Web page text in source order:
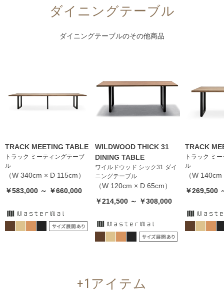
ダイニングテーブル
ダイニングテーブルのその他商品
TRACK MEETING TABLE
トラック ミーティングテーブ
ル
（W 340cm × D 115cm）
￥583,000 ～ ￥660,000
WILDWOOD THICK 31
DINING TABLE
ワイルドウッド シック31 ダイ
ニングテーブル
（W 120cm × D 65cm）
￥214,500 ～ ￥308,000
TRACK
トラック ミ
ル
（W
￥269,500
+1アイテム